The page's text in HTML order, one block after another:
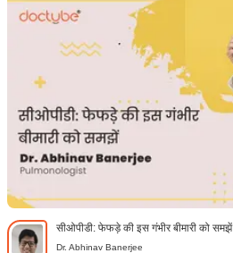
सीओपीडी: फेफड़े की इस गंभीर बीमारी को समझें
Dr. Abhinav Banerjee